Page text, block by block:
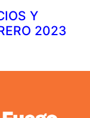
Y
2023